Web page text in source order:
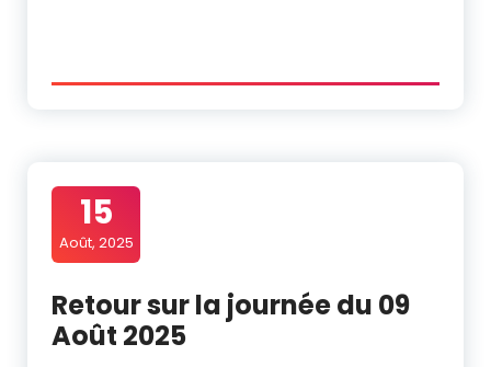
15
Août, 2025
Retour sur la journée du 09
Août 2025